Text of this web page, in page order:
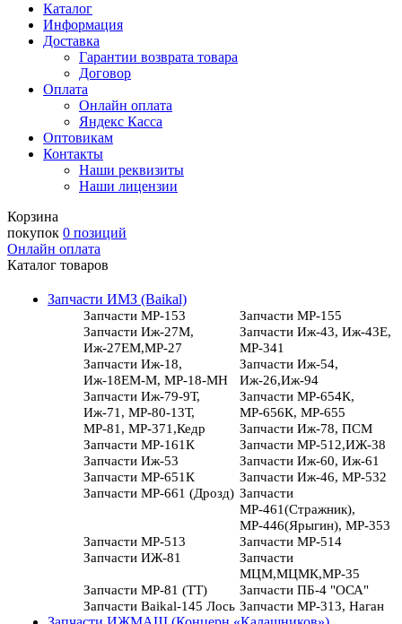
Каталог
Информация
Доставка
Гарантии возврата товара
Договор
Оплата
Онлайн оплата
Яндекс Касса
Оптовикам
Контакты
Наши реквизиты
Наши лицензии
Корзина
покупок 0 позиций
Онлайн оплата
Каталог товаров
Запчасти ИМЗ (Baikal)
Запчасти МР-153
Запчасти МР-155
Запчасти Иж-27М,
Иж-27ЕМ,МР-27
Запчасти Иж-43, Иж-43Е,
МР-341
Запчасти Иж-18,
Иж-18ЕМ-М, МР-18-МН
Запчасти Иж-54,
Иж-26,Иж-94
Запчасти Иж-79-9Т,
Иж-71, МР-80-13Т,
МР-81, МР-371,Кедр
Запчасти МР-654К,
МР-656К, МР-655
Запчасти Иж-78, ПСМ
Запчасти МР-161К
Запчасти МР-512,ИЖ-38
Запчасти Иж-53
Запчасти Иж-60, Иж-61
Запчасти МР-651К
Запчасти Иж-46, МР-532
Запчасти МР-661 (Дрозд) Запчасти
МР-461(Стражник),
МР-446(Ярыгин), МР-353
Запчасти МР-513
Запчасти МР-514
Запчасти ИЖ-81
Запчасти
МЦМ,МЦМК,МР-35
Запчасти МР-81 (ТТ)
Запчасти ПБ-4 "ОСА"
Запчасти Baikal-145 Лось Запчасти МР-313, Наган